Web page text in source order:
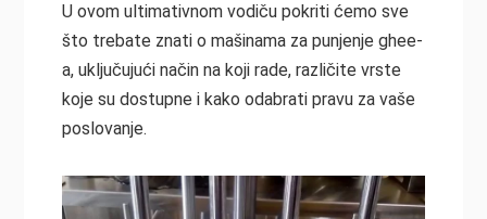
U ovom ultimativnom vodiču pokriti ćemo sve
što trebate znati o mašinama za punjenje ghee-
a, uključujući način na koji rade, različite vrste
koje su dostupne i kako odabrati pravu za vaše
poslovanje.